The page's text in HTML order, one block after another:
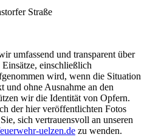
Straße
umfassend und transparent über
einschließlich
wird, wenn die Situation
und ohne Ausnahme an den
wir die Identität von Opfern.
der hier veröffentlichten Fotos
sich vertrauensvoll an unseren
uelzen.de zu wenden.